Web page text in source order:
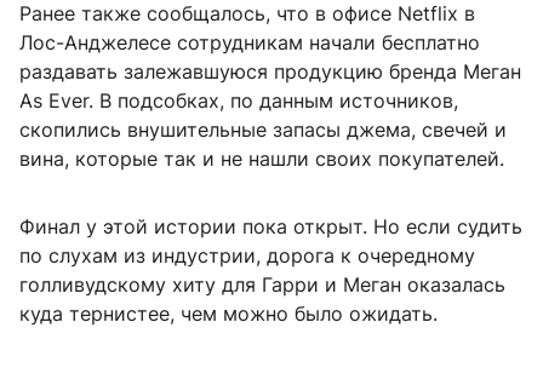
Ранее также сообщалось, что в офисе Netflix в
Лос-Анджелесе сотрудникам начали бесплатно
раздавать залежавшуюся продукцию бренда Меган
As Ever. В подсобках, по данным источников,
скопились внушительные запасы джема, свечей и
вина, которые так и не нашли своих покупателей.
Финал у этой истории пока открыт. Но если судить
по слухам из индустрии, дорога к очередному
голливудскому хиту для Гарри и Меган оказалась
куда тернистее, чем можно было ожидать.